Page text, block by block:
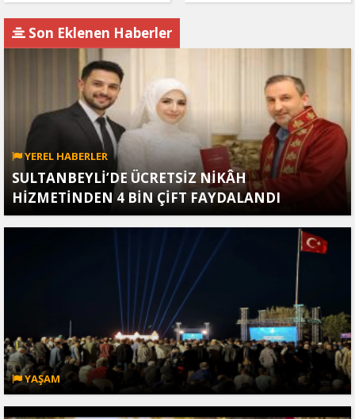
Son Eklenen Haberler
YEREL HABERLER
SULTANBEYLİ’DE ÜCRETSİZ NİKÂH
HİZMETİNDEN 4 BİN ÇİFT FAYDALANDI
YAŞAM